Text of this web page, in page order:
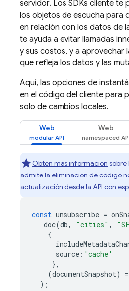
servidor. Los SDKs cliente te
los objetos de escucha para
en relación con los datos de
te ayuda a evitar llamadas
y sus costos, y a aprovechar
que refleja los datos y las
Aquí, las opciones de
en el código del cliente para
solo de cambios locales.
Web Web
Obtén más información sobre
admite la eliminación de código
actualización desde la API con
const unsubscribe =
doc(db, "cities" ,
{
source : 'cache'
},
(documentSnapshot)
);